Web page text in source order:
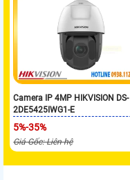
Camera IP 4MP HIKVISION DS-
2DE5425IWG1-E
5%-35%
Giá Gốc: Liên hệ